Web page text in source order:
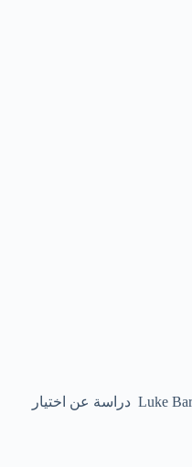
لا شك في أن كابوس سقوط المصعد قد يراوض الكثرين مننا عندما نركب المصعد ، لذلك قدم لما Luke Barns دراسة عن اختيار